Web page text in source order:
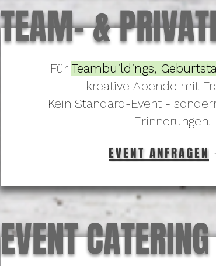
Für Teambuildings,
kreative Abende mit
Kein Standard-Event -
Erinnerungen.
EVENT ANFRAGEN
TEAM- &
EVENT CATERING